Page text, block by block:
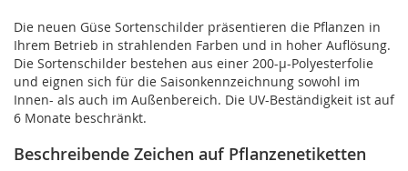
Die neuen Güse Sortenschilder präsentieren die Pflanzen in
Ihrem Betrieb in strahlenden Farben und in hoher Auflösung.
Die Sortenschilder bestehen aus einer 200-µ-Polyesterfolie
und eignen sich für die Saisonkennzeichnung sowohl im
Innen- als auch im Außenbereich. Die UV-Beständigkeit ist auf
6 Monate beschränkt.
Beschreibende Zeichen auf Pflanzenetiketten